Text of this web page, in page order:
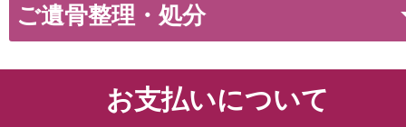
ご遺骨整理・処分
お支払いについて